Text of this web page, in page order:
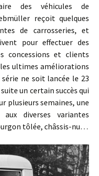
des véhicules de
reçoit quelques
de carrosseries, et
pour effectuer des
concessions et clients
ultimes améliorations
ne soit lancée le 23
un certain succès qui
plusieurs semaines, une
diverses variantes
tôlée, châssis-nu…